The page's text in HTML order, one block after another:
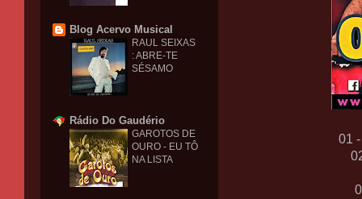
01
Blog Acervo Musical
RAUL SEIXAS
: ABRE-TE
SÉSAMO
Rádio Do Gaudério
GAROTOS DE
OURO - EU TÔ
NA LISTA